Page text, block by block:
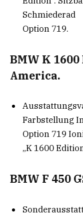
Schmiederad
Option 719.
BMW K
America.
Farbstellung
Option 719
„K 1600
BMW F 450